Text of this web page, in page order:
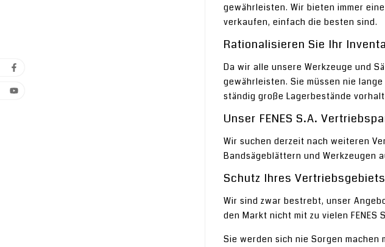
gewährleisten. Wir bieten immer
verkaufen, einfach die besten sind.
Rationalisieren Sie Ihr
Da wir alle unsere Werkzeuge und
gewährleisten. Sie müssen nie
ständig große Lagerbestände
Unser FENES S.A.
Wir suchen derzeit nach weiteren
Bandsägeblättern und Werkzeugen
Schutz Ihres Vertriebsgebiets
Wir sind zwar bestrebt, unser
den Markt nicht mit zu vielen
Sie werden sich nie Sorgen